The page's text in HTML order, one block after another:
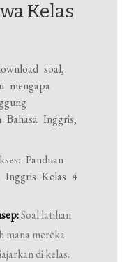
Kelas
soal,
mengapa
Bahasa Inggris,
Soal latihan
mana mereka
di kelas.